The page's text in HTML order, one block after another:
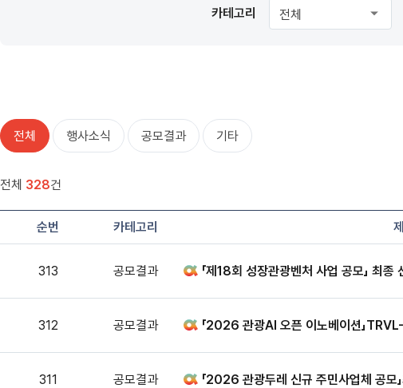
카테고리
전체 행사소식 공모결과 기타
전체 328건
순번 카테고리
313 공모결과 「제18회 성장관광벤처 사업 공모」 최종
312 공모결과 「2026 관광AI 오픈 이노베이션」
311 공모결과 「2026 관광두레 신규 주민사업체 공모